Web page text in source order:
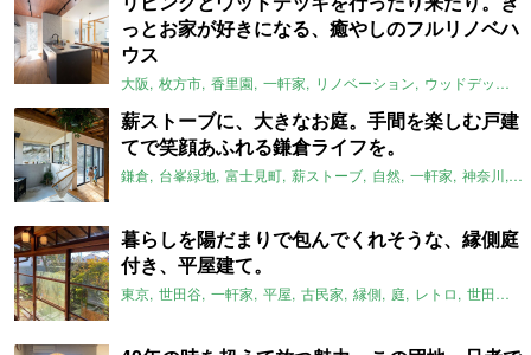
っとお家が好きになる、癒やしのフルリノベハ
ウス
大阪 枚方市 香里園 一軒家 リノベーション ウッドデッキ
薪ストーブに、大きなお庭。手間を楽しむ戸建
てで笑顔あふれる鎌倉ライフを。
鎌倉 台峯緑地 富士見町 薪ストーブ 自然 一軒家 神奈川
暮らしを陽だまりで包んでくれそうな、縁側庭
付き、平屋建て。
東京 世田谷 一軒家 平屋 古民家 縁側 庭 レトロ 世田谷区